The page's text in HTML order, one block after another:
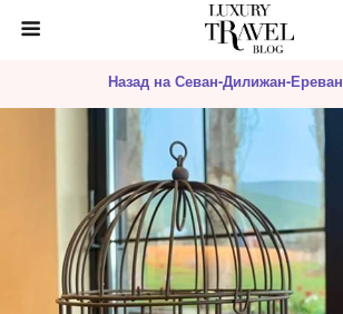
Назад на Севан-Дилижан-